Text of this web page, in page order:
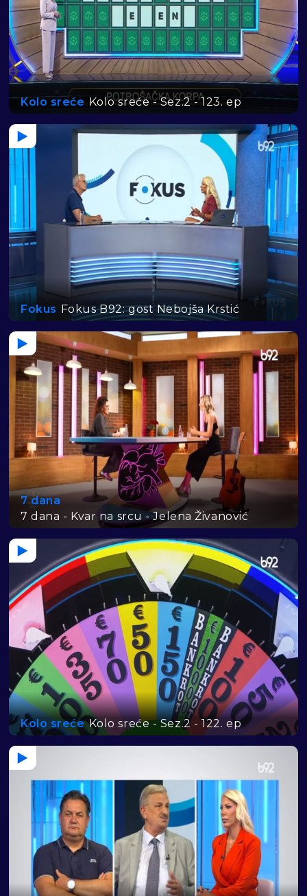
Kolo sreće Kolo sreće - Sez.2 - 123. ep
Fokus Fokus B92: gost Nebojša Krstić
7 dana
7 dana - Kvar na srcu - Jelena Živanović
Kolo sreće Kolo sreće - Sez.2 - 122. ep